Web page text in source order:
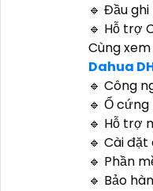
🔹 Đầu
🔹 Hỗ trợ
Cùng
Dahua
🔹 Công
🔹 Ổ
🔹 Hỗ trợ
🔹 Cài
🔹 Phần
🔹 Bảo